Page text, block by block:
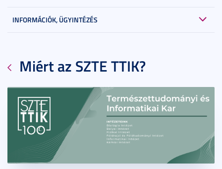
INFORMÁCIÓK, ÜGYINTÉZÉS
Miért az SZTE TTIK?